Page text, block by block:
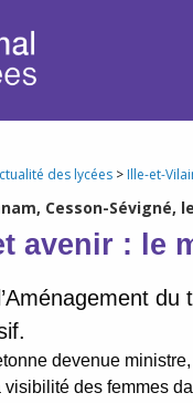
des lycées > Ille-et-
Cesson-Sévigné,
avenir : le
devenue
des femmes